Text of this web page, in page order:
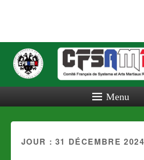
Menu
JOUR : 31 DÉCEMBRE 2024